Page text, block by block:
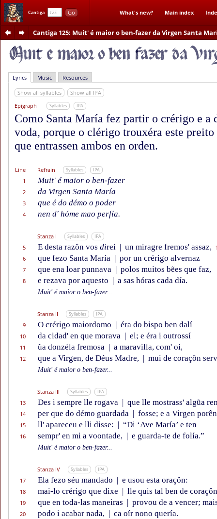
Cantiga Go What's new? Main index
Cantiga 125: Muit' é maior o ben-fazer da Virgen Santa
Lyrics Music Resources
Show all syllables
Show all IPA
Epigraph
Syllables IPA
Como Santa María fez partir o crérigo e a
voda, porque o clérigo trouxéra este
que entrassen ambos en orden.
Line Refrain Syllables IPA
1 Muit' é maior o ben-fazer
2 da Virgen Santa María
3 que é do démo o poder
4 nen d' hóme mao perfía.
Stanza I Syllables IPA
5 E desta razôn vos direi | un miragre fremos' assaz,
6 que fezo Santa María | por un crérigo alvernaz
7 que ena loar punnava | polos muitos bẽes que faz,
8 e rezava por aquesto | a sas hóras cada día.
Muit' é maior o ben-fazer...
Stanza II Syllables IPA
9 O crérigo maiordomo | éra do bispo ben dalí
10 da cidad' en que morava | el; e éra i outrossí
11 ũa donzéla fremosa | a maravilla, com' oí,
12 que a Virgen, de Déus Madre, | mui de coraçôn
Muit' é maior o ben-fazer...
Stanza III Syllables IPA
13 Des i sempre lle rogava | que lle mostrass' algũa
14 per que do démo guardada | fosse; e a Virgen porên
15 ll' apareceu e lli disse: | “Di ‘Ave María’ e ten
16 sempr' en mi a voontade, | e guarda-te de folía.”
Muit' é maior o ben-fazer...
Stanza IV Syllables IPA
17 Ela fezo séu mandado | e usou esta oraçôn:
18 mai-lo crérigo que dixe | lle quis tal ben de
19 que en toda-las maneiras | provou de a vencer;
20 podo i acabar nada, | ca oír nono quería.